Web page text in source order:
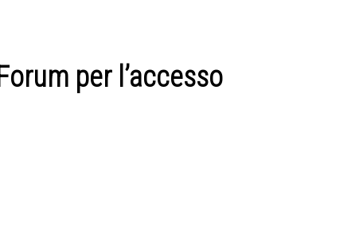
per l’accesso